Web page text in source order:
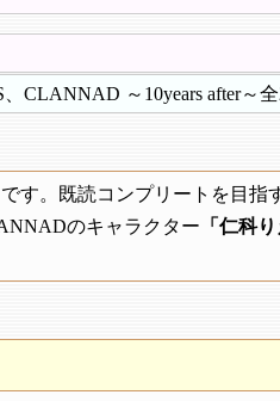
CLANNAD ～10years after～全
す。既読コンプリートを目指
のキャラクター 「仁科り